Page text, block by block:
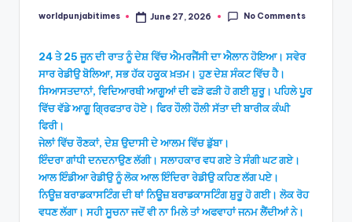
Posted
worldpunjabitimes June 27, 2026 No Comments
24 ਤੇ 25 ਜੂਨ ਦੀ ਰਾਤ ਨੂੰ ਦੇਸ਼ ਵਿੱਚ ਐਮਰਜੈਂਸੀ ਦਾ ਐਲਾਨ ਹੋਇਆ। ਸਵੇਰ
ਸਾਰ ਰੇਡੀਉ ਬੋਲਿਆ, ਸਭ ਹੱਕ ਹਕੂਕ ਖ਼ਤਮ। ਹੁਣ ਦੇਸ਼ ਸੰਕਟ ਵਿੱਚ ਹੈ।
ਸਿਆਸਤਦਾਨਾਂ, ਵਿਦਿਆਰਥੀ ਆਗੂਆਂ ਦੀ ਫੜੋ ਫੜੀ ਹੋ ਗਈ ਸ਼ੁਰੂ। ਪਹਿਲੇ ਪੂਰ
ਵਿੱਚ ਵੱਡੇ ਆਗੂ ਗ੍ਰਿਫਤਾਰ ਹੋਏ। ਫਿਰ ਹੌਲੀ ਹੌਲੀ ਸੱਤਾ ਦੀ ਬਾਰੀਕ ਕੰਘੀ
ਫਿਰੀ।
ਜੇਲਾਂ ਵਿੱਚ ਰੌਣਕਾਂ, ਦੇਸ਼ ਉਦਾਸੀ ਦੇ ਆਲਮ ਵਿੱਚ ਡੁੱਬਾ।
ਇੰਦਰਾ ਗਾਂਧੀ ਦਨਦਨਾਉਣ ਲੱਗੀ। ਸਲਾਹਕਾਰ ਵਧ ਗਏ ਤੇ ਸੰਗੀ ਘਟ ਗਏ।
ਆਲ ਇੰਡੀਆ ਰੇਡੀਉ ਨੂੰ ਲੋਕ ਆਲ ਇੰਦਿਰਾ ਰੇਡੀਉ ਕਹਿਣ ਲੱਗ ਪਏ।
ਨਿਊਜ਼ ਬਰਾਡਕਾਸਟਿੰਗ ਦੀ ਥਾਂ ਨਿਊਜ਼ ਬਰਾਡਕਾਸਟਿੰਗ ਸ਼ੁਰੂ ਹੋ ਗਈ। ਲੋਕ ਰੋਹ
ਵਧਣ ਲੱਗਾ। ਸਹੀ ਸੂਚਨਾ ਜਦੋਂ ਵੀ ਨਾ ਮਿਲੇ ਤਾਂ ਅਫਵਾਹਾਂ ਜਨਮ ਲੈਂਦੀਆਂ ਨੇ।